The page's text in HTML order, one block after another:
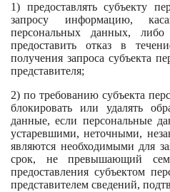
1) предоставлять субъекту
запросу информацию,
персональных данных,
предоставить отказ в
получения запроса субъекта
представителя;
2) по требованию субъекта
блокировать или удалять
данные, если персональные
устаревшими, неточными,
являются необходимыми для
срок, не превышающий
предоставления субъектом
представителем сведений,